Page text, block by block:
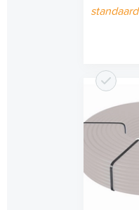
standaard